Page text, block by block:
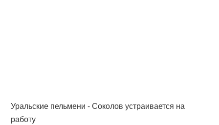
Уральские пельмени - Соколов устраивается на
работу